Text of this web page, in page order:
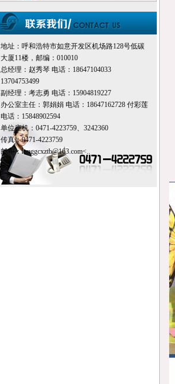
地址：呼和浩特市如意开发区机场路128号低碳
大厦11楼，邮编：010010
总经理：赵秀琴 电话：18647104033
13704753499
副经理：考志勇 电话：15904819227
办公室主任：郭娟娟 电话：18647162728 付彩莲
电话：15848902594
单位座机：0471-4223759、3242360
传真：0471-4223759
邮箱：nmggcxztb@163.com<..